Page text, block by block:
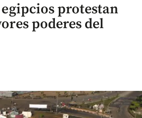
protestan
poderes del